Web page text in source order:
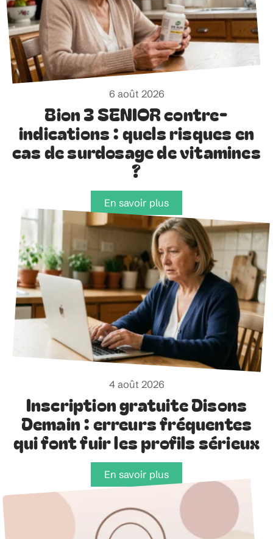
6 août 2026
Bion 3 SENIOR contre-
indications : quels risques en
cas de surdosage de vitamines
?
En savoir plus
4 août 2026
Inscription gratuite Disons
Demain : erreurs fréquentes
qui font fuir les profils sérieux
En savoir plus